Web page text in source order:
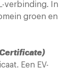
verbinding. In
groen en
Een EV-